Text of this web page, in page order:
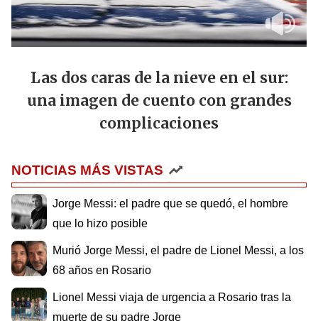
Las dos caras de la nieve en el sur:
una imagen de cuento con grandes
complicaciones
NOTICIAS MÁS VISTAS
Jorge Messi: el padre que se quedó, el hombre
que lo hizo posible
Murió Jorge Messi, el padre de Lionel Messi, a los
68 años en Rosario
Lionel Messi viaja de urgencia a Rosario tras la
muerte de su padre Jorge